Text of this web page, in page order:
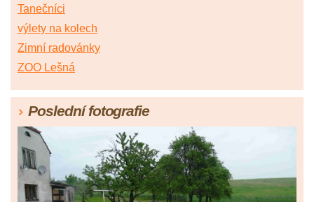
Tanečníci
výlety na kolech
Zimní radovánky
ZOO Lešná
Poslední fotografie